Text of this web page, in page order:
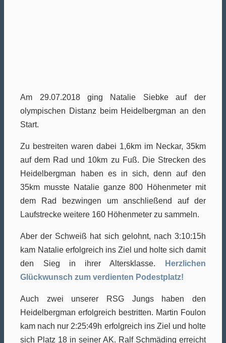
Am 29.07.2018 ging Natalie Siebke auf der
olympischen Distanz beim Heidelbergman an den
Start.
Zu bestreiten waren dabei 1,6km im Neckar, 35km
auf dem Rad und 10km zu Fuß. Die Strecken des
Heidelbergman haben es in sich, denn auf den
35km musste Natalie ganze 800 Höhenmeter mit
dem Rad bezwingen um anschließend auf der
Laufstrecke weitere 160 Höhenmeter zu sammeln.
Aber der Schweiß hat sich gelohnt, nach 3:10:15h
kam Natalie erfolgreich ins Ziel und holte sich damit
den Sieg in ihrer Altersklasse. Herzlichen
Glückwunsch zum verdienten Podestplatz!
Auch zwei unserer RSG Jungs haben den
Heidelbergman erfolgreich bestritten. Martin Foulon
kam nach nur 2:25:49h erfolgreich ins Ziel und holte
sich Platz 18 in seiner AK. Ralf Schmäding erreicht